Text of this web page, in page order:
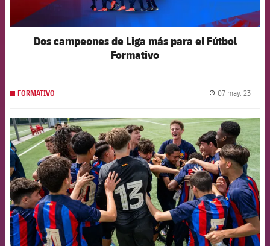
Dos campeones de Liga más para el Fútbol
Formativo
FORMATIVO 07 may. 23
FCB Barcelona badge